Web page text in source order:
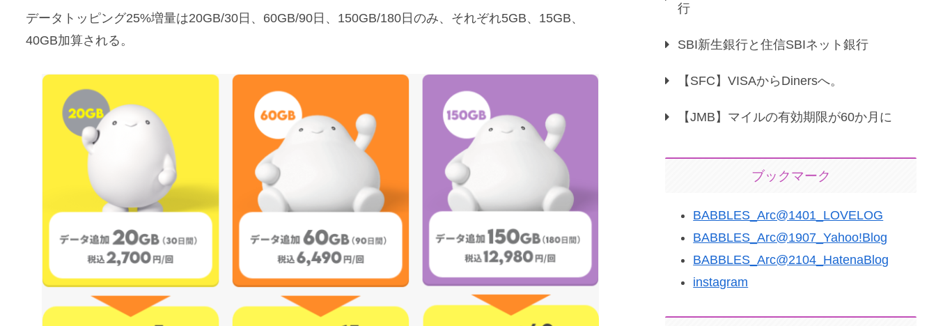
データトッピング25%増量は20GB/30日、60GB/90日、150GB/180日のみ、それぞれ5GB、15GB、
40GB加算される。
行
SBI新生銀行と住信SBIネット銀行
【SFC】VISAからDinersへ。
【JMB】マイルの有効期限が60か月に
ブックマーク
BABBLES_Arc@1401_LOVELOG
BABBLES_Arc@1907_Yahoo!Blog
BABBLES_Arc@2104_HatenaBlog
instagram